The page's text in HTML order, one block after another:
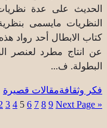
الحديث على عدة
النظريات مايسمى
كتاب الابطال أحد رواد
عن انتاج مطرد لعنصر
البطولة. ف...
فكر وثقافةمقالات قصيرة
« Previous Page
3 4 5 6 7 8 9 Next Page »